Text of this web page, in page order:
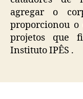
agregar o
proporcionou o
projetos que
Instituto IPÊS .